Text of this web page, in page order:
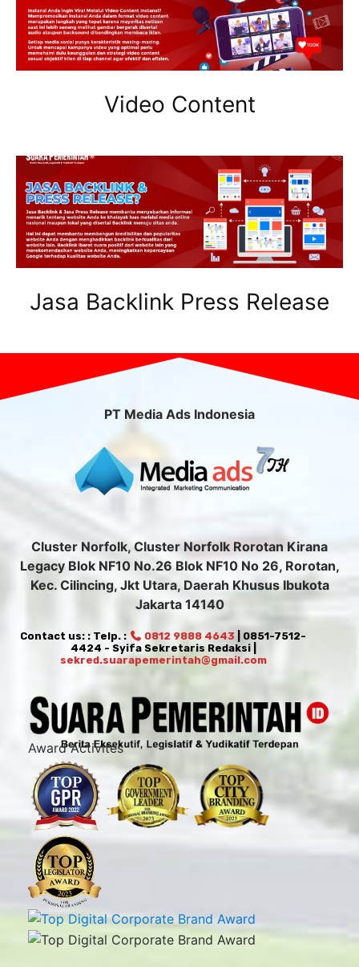
Video Content
Jasa Backlink Press Release
PT Media Ads Indonesia
Cluster Norfolk, Cluster Norfolk Rorotan Kirana
Legacy Blok NF10 No.26 Blok NF10 No 26, Rorotan,
Kec. Cilincing, Jkt Utara, Daerah Khusus Ibukota
Jakarta 14140
Contact us: : Telp. : 0812 9888 4643 | 0851-7512-
4424 - Syifa Sekretaris Redaksi |
sekred.suarapemerintah@gmail.com
Award Activites